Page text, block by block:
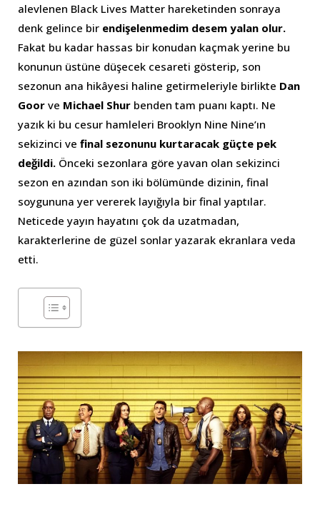
alevlenen Black Lives Matter hareketinden sonraya
denk gelince bir endişelenmedim desem yalan olur.
Fakat bu kadar hassas bir konudan kaçmak yerine bu
konunun üstüne düşecek cesareti gösterip, son
sezonun ana hikâyesi haline getirmeleriyle birlikte Dan
Goor ve Michael Shur benden tam puanı kaptı. Ne
yazık ki bu cesur hamleleri Brooklyn Nine Nine’ın
sekizinci ve final sezonunu kurtaracak güçte pek
değildi. Önceki sezonlara göre yavan olan sekizinci
sezon en azından son iki bölümünde dizinin, final
soygununa yer vererek layığıyla bir final yaptılar.
Neticede yayın hayatını çok da uzatmadan,
karakterlerine de güzel sonlar yazarak ekranlara veda
etti.